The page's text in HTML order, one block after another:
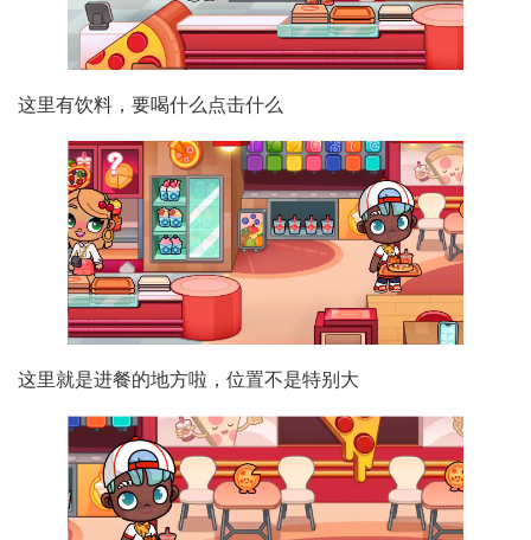
这里有饮料，要喝什么点击什么
这里就是进餐的地方啦，位置不是特别大